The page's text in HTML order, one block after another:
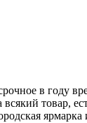
в году
товар,